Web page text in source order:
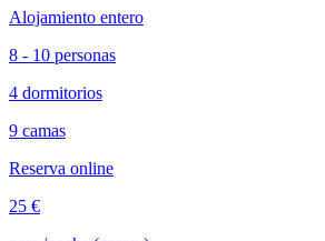
Alojamiento entero
8 - 10 personas
4 dormitorios
9 camas
Reserva online
25 €